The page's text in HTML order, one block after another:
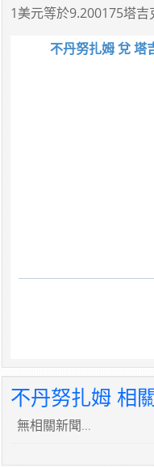
1美元等於9.200175塔吉
不丹努扎姆 兌 塔
不丹努扎姆 相
無相關新聞...